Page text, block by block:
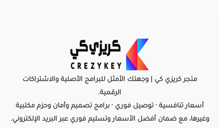
متجر كريزي كي | وجهتك الأمثل للبرامج الأصلية والاشتراكات
الرقمية.
أسعار تنافسية · توصيل فوري · برامج تصميم وأمان وحزم مكتبية
وغيرها، مع ضمان أفضل الأسعار وتسليم فوري عبر البريد الإلكتروني.